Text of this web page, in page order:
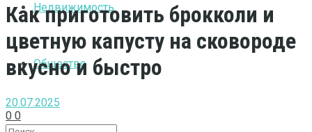
Недвижимость
Общество
Как приготовить брокколи и
цветную капусту на сковороде
вкусно и быстро
20.07.2025
0 0